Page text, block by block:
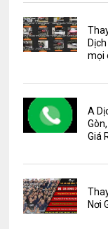
mọi
A
Giá
Nơi